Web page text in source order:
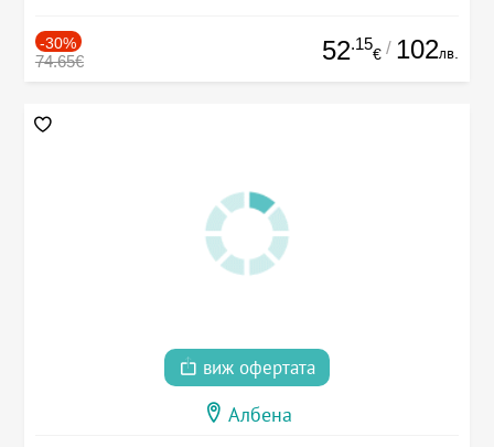
-30%
74.65€ 52.15
€ / 102лв.
виж офертата
Албена